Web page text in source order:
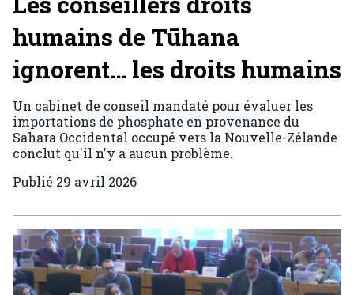
humains de Tūhana
ignorent… les droits humains
Un cabinet de conseil mandaté pour évaluer les
importations de phosphate en provenance du
Sahara Occidental occupé vers la Nouvelle-Zélande
conclut qu'il n'y a aucun problème.
Publié 29 avril 2026